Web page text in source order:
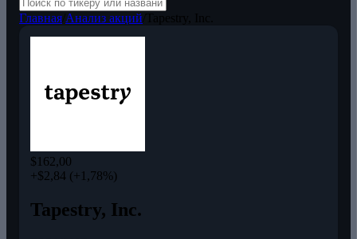
Главная Анализ акций
$162,00
+$2,84 (+1,78%)
Tapestry, Inc.